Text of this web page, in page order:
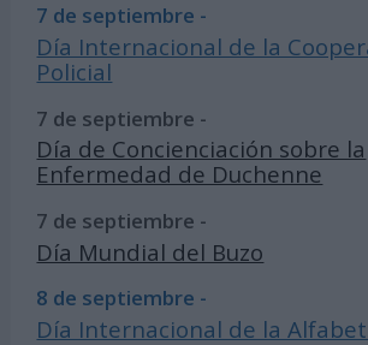
7 de septiembre -
Día Internacional de la
Policial
7 de septiembre -
Día de Concienciación sobre la
Enfermedad de Duchenne
7 de septiembre -
Día Mundial del Buzo
8 de septiembre -
Día Internacional de la